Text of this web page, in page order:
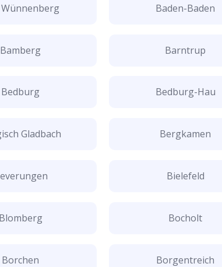
Wünnenberg Baden-Baden
Bamberg Barntrup
Bedburg Bedburg-Hau
Gladbach Bergkamen
Bielefeld
Blomberg Bocholt
Borchen Borgentreich